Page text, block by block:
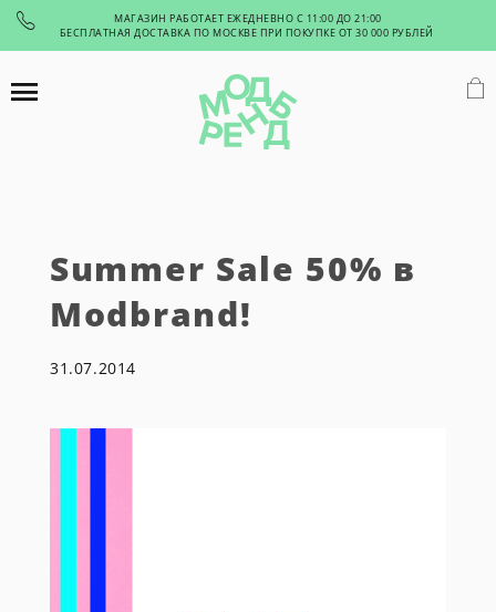
МАГАЗИН РАБОТАЕТ ЕЖЕДНЕВНО С 11:00 ДО 21:00
БЕСПЛАТНАЯ ДОСТАВКА ПО МОСКВЕ ПРИ ПОКУПКЕ ОТ 30 000 РУБЛЕЙ
Summer Sale 50% в
Modbrand!
31.07.2014